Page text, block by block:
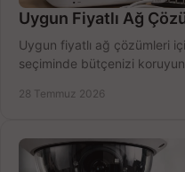
Uygun Fiyatlı Ağ
Uygun fiyatlı ağ çözümleri
seçiminde bütçenizi
28 Temmuz 2026